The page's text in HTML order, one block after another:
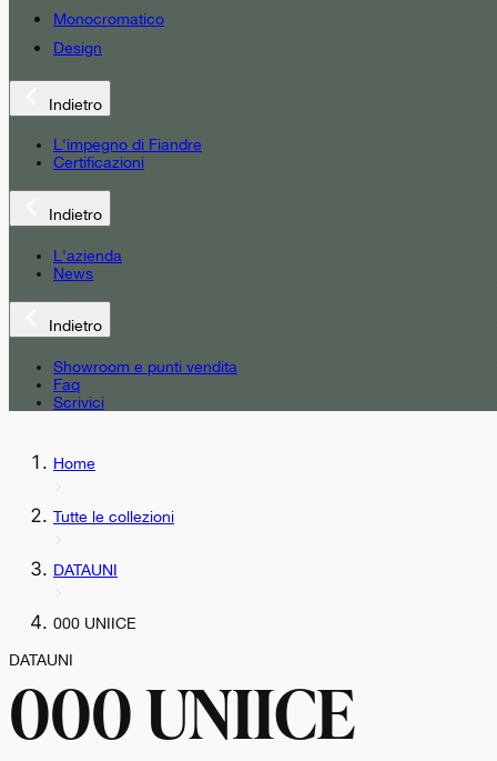
Monocromatico
Design
Indietro
L'impegno di Fiandre
Certificazioni
Indietro
L'azienda
News
Indietro
Showroom e punti vendita
Faq
Scrivici
Home
Tutte le collezioni
DATAUNI
000 UNIICE
DATAUNI
000 UNIICE